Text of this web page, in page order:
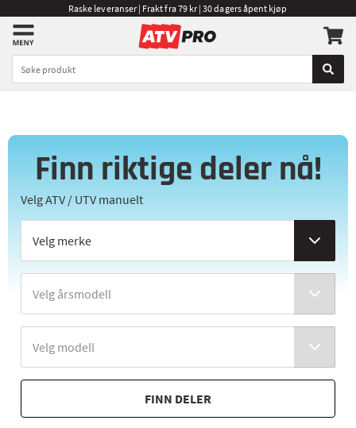
Raske leveranser | Frakt fra 79 kr | 30 dagers åpent kjøp
Finn riktige deler nå!
Velg ATV / UTV manuelt
FINN DELER